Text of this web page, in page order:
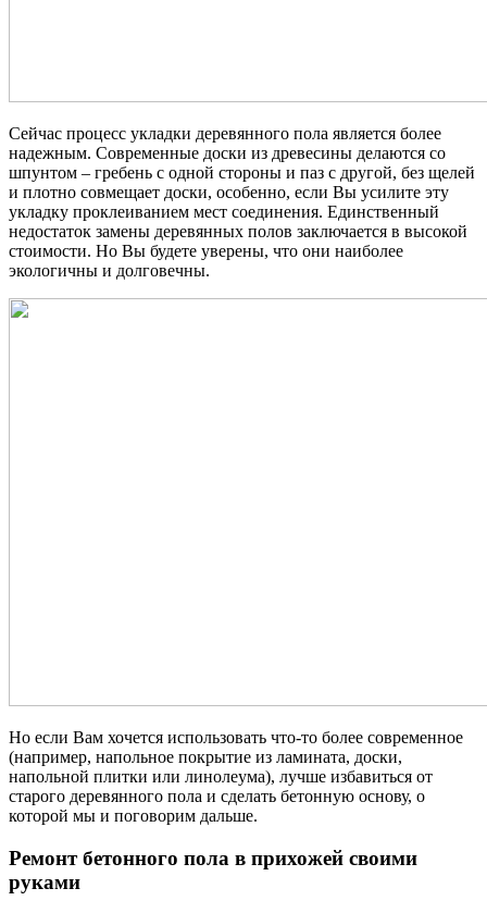
Сейчас процесс укладки деревянного пола является более
надежным. Современные доски из древесины делаются со
шпунтом – гребень с одной стороны и паз с другой, без щелей
и плотно совмещает доски, особенно, если Вы усилите эту
укладку проклеиванием мест соединения. Единственный
недостаток замены деревянных полов заключается в высокой
стоимости. Но Вы будете уверены, что они наиболее
экологичны и долговечны.
Но если Вам хочется использовать что-то более современное
(например, напольное покрытие из ламината, доски,
напольной плитки или линолеума), лучше избавиться от
старого деревянного пола и сделать бетонную основу, о
которой мы и поговорим дальше.
Ремонт бетонного пола в прихожей своими
руками